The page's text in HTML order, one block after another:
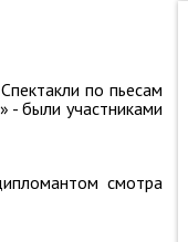
по пьесам
- были участниками
смотра